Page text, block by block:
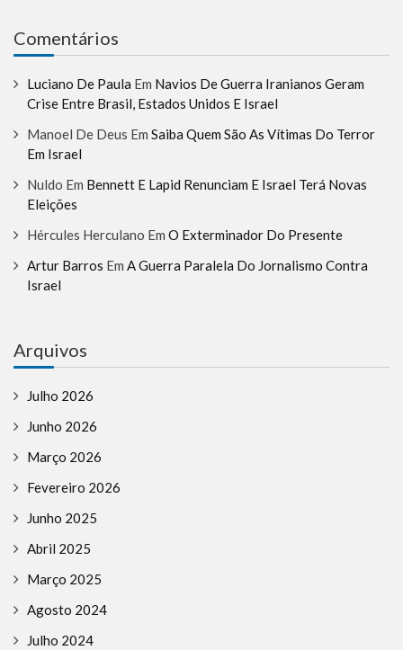
Comentários
Luciano De Paula Em Navios De Guerra Iranianos Geram
Crise Entre Brasil, Estados Unidos E Israel
Manoel De Deus Em Saiba Quem São As Vítimas Do Terror
Em Israel
Nuldo Em Bennett E Lapid Renunciam E Israel Terá Novas
Eleições
Hércules Herculano Em O Exterminador Do Presente
Artur Barros Em A Guerra Paralela Do Jornalismo Contra
Israel
Arquivos
Julho 2026
Junho 2026
Março 2026
Fevereiro 2026
Junho 2025
Abril 2025
Março 2025
Agosto 2024
Julho 2024